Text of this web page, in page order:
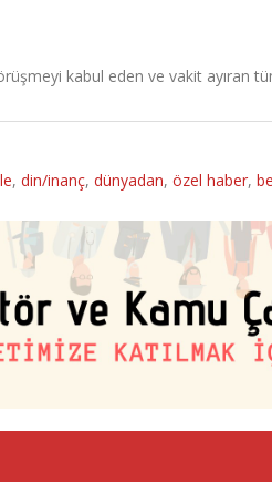
kabul eden ve vakit ayıran
, din/inanç, dünyadan, özel haber,